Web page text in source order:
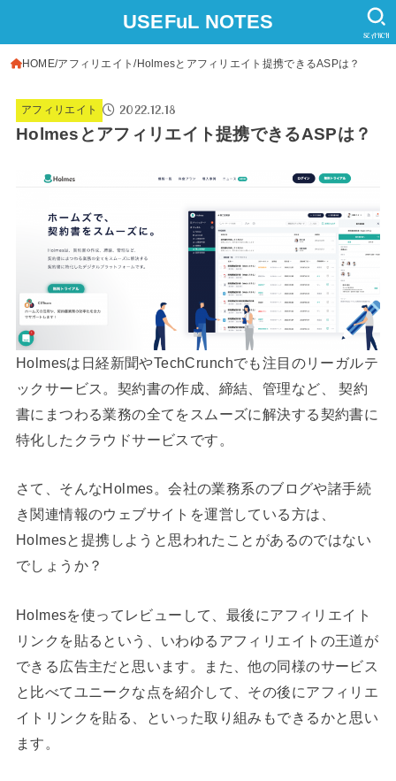
USEFuL NOTES
SEARCH
HOME アフィリエイト Holmesとアフィリエイト提携できるASPは？
アフィリエイト 2022.12.18
Holmesとアフィリエイト提携できるASPは？
Holmesは日経新聞やTechCrunchでも注目のリーガルテ
ックサービス。契約書の作成、締結、管理など、 契約
書にまつわる業務の全てをスムーズに解決する契約書に
特化したクラウドサービスです。
さて、そんなHolmes。会社の業務系のブログや諸手続
き関連情報のウェブサイトを運営している方は、
Holmesと提携しようと思われたことがあるのではない
でしょうか？
Holmesを使ってレビューして、最後にアフィリエイト
リンクを貼るという、いわゆるアフィリエイトの王道が
できる広告主だと思います。また、他の同様のサービス
と比べてユニークな点を紹介して、その後にアフィリエ
イトリンクを貼る、といった取り組みもできるかと思い
ます。